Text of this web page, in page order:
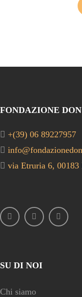
FONDAZIONE
+(39) 06 89227957
via Etruria 6, 00183
SU DI NOI
Chi siamo